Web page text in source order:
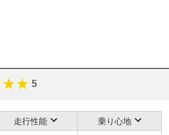
5
走行性能 乗り心地